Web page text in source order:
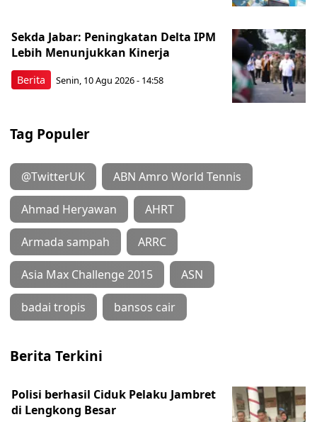
Berita
Sekda Jabar: Peningkatan Delta IPM
Lebih Menunjukkan Kinerja
Senin, 10 Agu 2026 - 14:58
Tag Populer
@TwitterUK ABN Amro World Tennis
Ahmad Heryawan AHRT
Armada sampah ARRC
Asia Max Challenge 2015 ASN
badai tropis bansos cair
Berita Terkini
Polisi berhasil Ciduk Pelaku Jambret
di Lengkong Besar